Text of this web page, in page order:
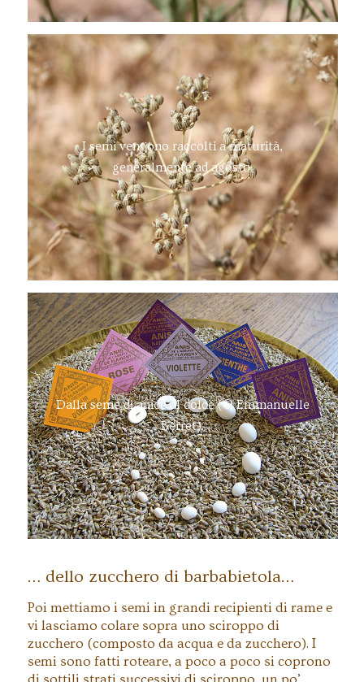
I semi vengono raccolti a maturità,
generalmente ad agosto.
Dalla seme di anice al dolce (© Emmanuelle
Berret).
… dello zucchero di barbabietola…
Poi mettiamo i semi in grandi recipienti di rame e
vi lasciamo colare sopra uno sciroppo di
zucchero (composto da acqua e da zucchero). I
semi sono fatti roteare, a poco a poco si coprono